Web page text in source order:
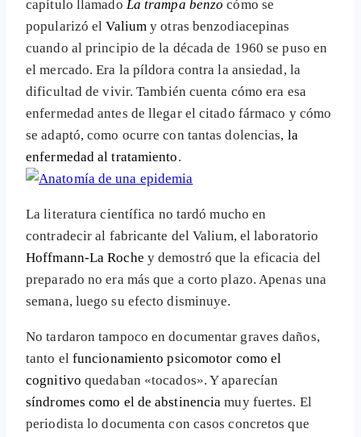
capítulo llamado La trampa benzo cómo se
popularizó elValium y otras benzodiacepinas
cuando al principio de la década de 1960 se puso en
el mercado. Era la píldora contra la ansiedad, la
dificultad de vivir. También cuenta cómo era esa
enfermedad antes de llegar el citado fármaco y cómo
se adaptó, como ocurre con tantas dolencias, la
enfermedad al tratamiento.
La literatura científica no tardó mucho en
contradecir al fabricante del Valium, el laboratorio
Hoffmann-La Roche y demostró que la eficacia del
preparado no era más que a corto plazo. Apenas una
semana, luego su efecto disminuye.
No tardaron tampoco en documentar graves daños,
tanto el funcionamiento psicomotor como el
cognitivo quedaban «tocados». Y aparecían
síndromes como el de abstinencia muy fuertes. El
periodista lo documenta con casos concretos que